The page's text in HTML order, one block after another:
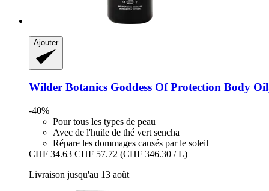
Ajouter
Wilder Botanics Goddess Of Protection Body
-40%
Pour tous les types de peau
Avec de l'huile de thé vert sencha
Répare les dommages causés par le soleil
CHF 34.63 CHF 57.72 (CHF 346.30 / L)
Livraison jusqu'au 13 août